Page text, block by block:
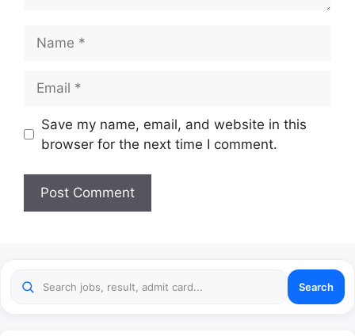
Website
Save my name, email, and website in this
browser for the next time I comment.
Search